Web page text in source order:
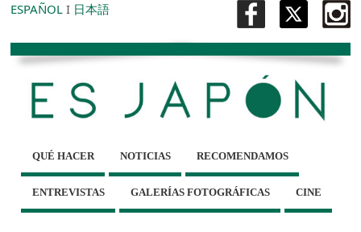
ESPAÑOL I 日本語
QUÉ HACER NOTICIAS RECOMENDAMOS
ENTREVISTAS GALERÍAS FOTOGRÁFICAS CINE